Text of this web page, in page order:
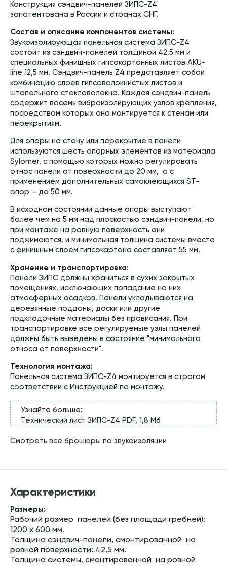
Конструкция сэндвич-панелей ЗИПС-Z4
запатентована в России и странах СНГ.
Состав и описание компонентов системы:
Звукоизолирующая панельная система ЗИПС-Z4
состоит из сэндвич-панелей толщиной 42,5 мм и
специальных финишных гипсокартонных листов AKU-
line 12,5 мм. Сэндвич-панель Z4 представляет собой
комбинацию слоев гипсоволокнистых листов и
штапельного стекловолокна. Каждая сэндвич-панель
содержит восемь виброизолирующих узлов крепления,
посредством которых она монтируется к стенам или
перекрытиям.
Для опоры на стену или перекрытие в панели
используются шесть опорных элементов из материала
Sylomer, с помощью которых можно регулировать
относ панели от поверхности до 20 мм, а с
применением дополнительных самоклеющихся ST-
опор – до 50 мм.
В исходном состоянии данные опоры выступают
более чем на 5 мм над плоскостью сэндвич-панели, но
при монтаже на ровную поверхность они
поджимаются, и минимальная толщина системы вместе
с финишным слоем гипсокартона составляет 55 мм.
Хранение и транспортировка:
Панели ЗИПС должны храниться в сухих закрытых
помещениях, исключающих попадание на них
атмосферных осадков. Панели укладываются на
деревянные поддоны, доски или другие
подкладочные материалы без провисания. При
транспортировке все регулируемые узлы панелей
должны быть выведены в состояние "минимального
относа от поверхности".
Технология монтажа:
Панельная система ЗИПС-Z4 монтируется в строгом
соответствии с Инструкцией по монтажу.
Узнайте больше:
Технический лист ЗИПС-Z4 PDF, 1,8 Мб
Смотреть все брошюры по звукоизоляции
Характеристики
Размеры:
Рабочий размер панелей (без площади гребней):
1200 х 600 мм.
Толщина сэндвич-панели, смонтированной на
ровной поверхности: 42,5 мм.
Толщина системы, смонтированной на ровной